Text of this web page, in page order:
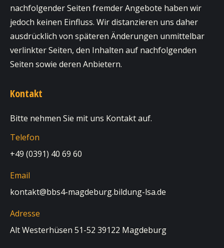
nachfolgender Seiten fremder Angebote haben wir
jedoch keinen Einfluss. Wir distanzieren uns daher
ausdrücklich von späteren Änderungen unmittelbar
verlinkter Seiten, den Inhalten auf nachfolgenden
Seiten sowie deren Anbietern.
Kontakt
Bitte nehmen Sie mit uns Kontakt auf.
Telefon
+49 (0391) 40 69 60
Email
kontakt@bbs4-magdeburg.bildung-lsa.de
Adresse
Alt Westerhüsen 51-52 39122 Magdeburg